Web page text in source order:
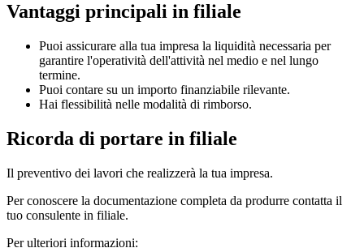
Vantaggi principali in filiale
Puoi assicurare alla tua impresa la liquidità necessaria per
garantire l'operatività dell'attività nel medio e nel lungo
termine.
Puoi contare su un importo finanziabile rilevante.
Hai flessibilità nelle modalità di rimborso.
Ricorda di portare in filiale
Il preventivo dei lavori che realizzerà la tua impresa.
Per conoscere la documentazione completa da produrre contatta il
tuo consulente in filiale.
Per ulteriori informazioni: